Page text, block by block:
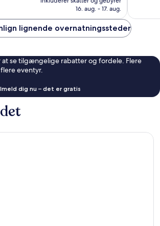
1.155 kr.
16. aug. - 17. aug.
lignende overnatningssteder
at se tilgængelige rabatter og fordele. Flere
eventyr.
dig nu – det er gratis